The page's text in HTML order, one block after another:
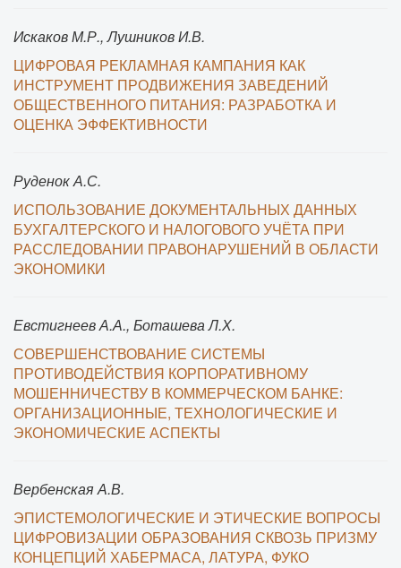
Искаков М.Р., Лушников И.В.
ЦИФРОВАЯ РЕКЛАМНАЯ КАМПАНИЯ КАК
ИНСТРУМЕНТ ПРОДВИЖЕНИЯ ЗАВЕДЕНИЙ
ОБЩЕСТВЕННОГО ПИТАНИЯ: РАЗРАБОТКА И
ОЦЕНКА ЭФФЕКТИВНОСТИ
Руденок А.С.
ИСПОЛЬЗОВАНИЕ ДОКУМЕНТАЛЬНЫХ ДАННЫХ
БУХГАЛТЕРСКОГО И НАЛОГОВОГО УЧЁТА ПРИ
РАССЛЕДОВАНИИ ПРАВОНАРУШЕНИЙ В ОБЛАСТИ
ЭКОНОМИКИ
Евстигнеев А.А., Боташева Л.Х.
СОВЕРШЕНСТВОВАНИЕ СИСТЕМЫ
ПРОТИВОДЕЙСТВИЯ КОРПОРАТИВНОМУ
МОШЕННИЧЕСТВУ В КОММЕРЧЕСКОМ БАНКЕ:
ОРГАНИЗАЦИОННЫЕ, ТЕХНОЛОГИЧЕСКИЕ И
ЭКОНОМИЧЕСКИЕ АСПЕКТЫ
Вербенская А.В.
ЭПИСТЕМОЛОГИЧЕСКИЕ И ЭТИЧЕСКИЕ ВОПРОСЫ
ЦИФРОВИЗАЦИИ ОБРАЗОВАНИЯ СКВОЗЬ ПРИЗМУ
КОНЦЕПЦИЙ ХАБЕРМАСА, ЛАТУРА, ФУКО